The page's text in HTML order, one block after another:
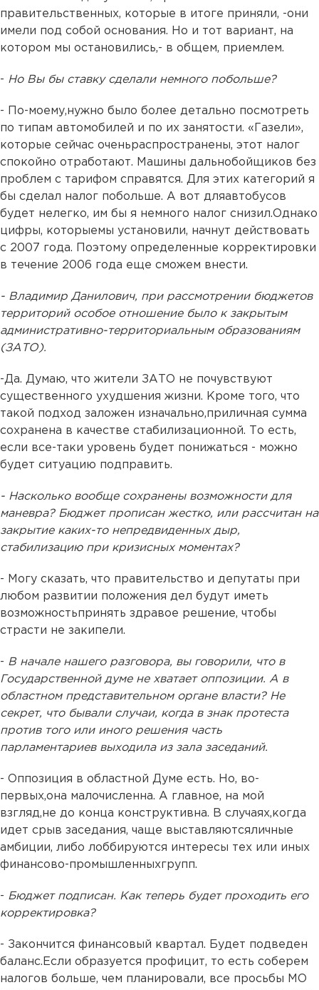
правительственных, которые в итоге приняли, -они
имели под собой основания. Но и тот вариант, на
котором мы остановились,- в общем, приемлем.
- Но Вы бы ставку сделали немного побольше?
- По-моему,нужно было более детально посмотреть
по типам автомобилей и по их занятости. «Газели»,
которые сейчас оченьраспространены, этот налог
спокойно отработают. Машины дальнобойщиков без
проблем с тарифом справятся. Для этих категорий я
бы сделал налог побольше. А вот дляавтобусов
будет нелегко, им бы я немного налог снизил.Однако
цифры, которыемы установили, начнут действовать
с 2007 года. Поэтому определенные корректировки
в течение 2006 года еще сможем внести.
- Владимир Данилович, при рассмотрении бюджетов
территорий особое отношение было к закрытым
административно-территориальным образованиям
(ЗАТО).
-Да. Думаю, что жители ЗАТО не почувствуют
существенного ухудшения жизни. Кроме того, что
такой подход заложен изначально,приличная сумма
сохранена в качестве стабилизационной. То есть,
если все-таки уровень будет понижаться - можно
будет ситуацию подправить.
- Насколько вообще сохранены возможности для
маневра? Бюджет прописан жестко, или рассчитан на
закрытие каких-то непредвиденных дыр,
стабилизацию при кризисных моментах?
- Могу сказать, что правительство и депутаты при
любом развитии положения дел будут иметь
возможностьпринять здравое решение, чтобы
страсти не закипели.
- В начале нашего разговора, вы говорили, что в
Государственной думе не хватает оппозиции. А в
областном представительном органе власти? Не
секрет, что бывали случаи, когда в знак протеста
против того или иного решения часть
парламентариев выходила из зала заседаний.
- Оппозиция в областной Думе есть. Но, во-
первых,она малочисленна. А главное, на мой
взгляд,не до конца конструктивна. В случаях,когда
идет срыв заседания, чаще выставляютсяличные
амбиции, либо лоббируются интересы тех или иных
финансово-промышленныхгрупп.
- Бюджет подписан. Как теперь будет проходить его
корректировка?
- Закончится финансовый квартал. Будет подведен
баланс.Если образуется профицит, то есть соберем
налогов больше, чем планировали, все просьбы МО